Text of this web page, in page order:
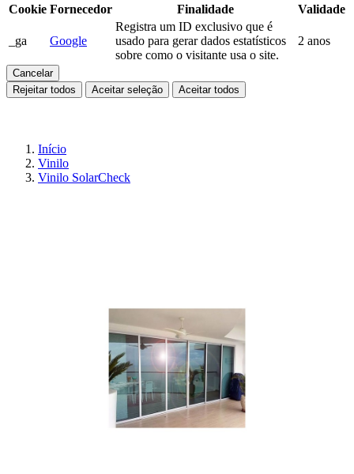
Cookie Fornecedor Finalidade Validade
_ga Google
Registra um ID exclusivo que é
usado para gerar dados estatísticos
sobre como o visitante usa o site.
2 anos
Cancelar
Rejeitar todos
Aceitar seleção Aceitar todos
Início
Vinilo
Vinilo SolarCheck